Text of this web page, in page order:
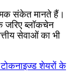
संकेत मानते हैं।
जरिए ब्लॉकचेन
सेवाओं का भी
शेयरों के